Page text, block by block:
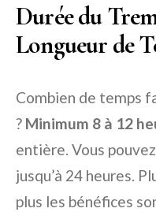
Durée du
Longueur de
Combien de temps
? Minimum 8 à 12
entière. Vous
jusqu’à 24 heures.
plus les bénéfices